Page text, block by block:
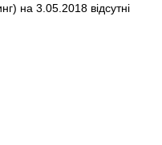
на 3.05.2018 відсутні